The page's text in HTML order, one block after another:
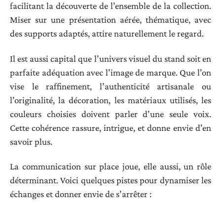
facilitant la découverte de l’ensemble de la collection.
Miser sur une présentation aérée, thématique, avec
des supports adaptés, attire naturellement le regard.
Il est aussi capital que l’univers visuel du stand soit en
parfaite adéquation avec l’image de marque. Que l’on
vise le raffinement, l’authenticité artisanale ou
l’originalité, la décoration, les matériaux utilisés, les
couleurs choisies doivent parler d’une seule voix.
Cette cohérence rassure, intrigue, et donne envie d’en
savoir plus.
La communication sur place joue, elle aussi, un rôle
déterminant. Voici quelques pistes pour dynamiser les
échanges et donner envie de s’arrêter :